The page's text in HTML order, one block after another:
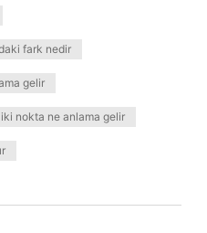
fark nedir
gelir
nokta ne anlama gelir